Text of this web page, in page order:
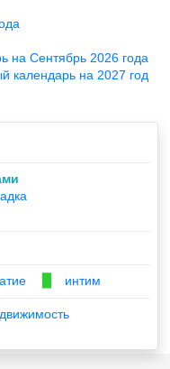
на Сентябрь 2026 года
календарь на 2027 год
интим